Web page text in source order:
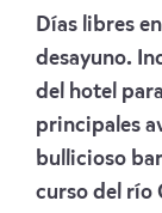
Días libres
desayuno.
del hotel
principales
bullicioso
curso del río